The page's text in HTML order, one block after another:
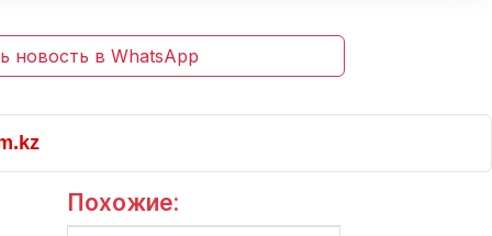
новость в WhatsApp
Похожие: